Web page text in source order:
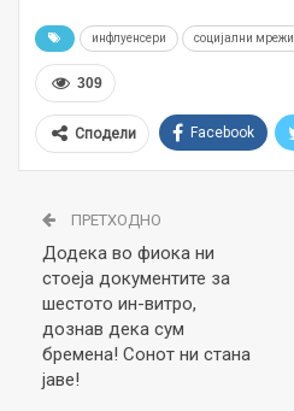
инфлуенсери социјални мрежи
309
Сподели Facebook
ПРЕТХОДНО
Додека во фиока ни
стоеја документите за
шестото ин-витро,
дознав дека сум
бремена! Сонот ни стана
јаве!